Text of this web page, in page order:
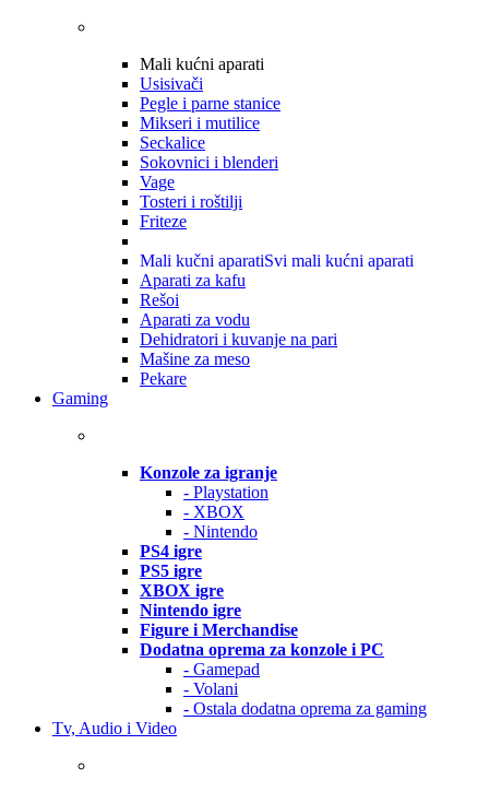
Mali kućni aparati
Usisivači
Pegle i parne stanice
Mikseri i mutilice
Seckalice
Sokovnici i blenderi
Vage
Tosteri i roštilji
Friteze
Mali kučni aparatiSvi mali kućni aparati
Aparati za kafu
Rešoi
Aparati za vodu
Dehidratori i kuvanje na pari
Mašine za meso
Pekare
Gaming
Konzole za igranje
- Playstation
- XBOX
- Nintendo
PS4 igre
PS5 igre
XBOX igre
Nintendo igre
Figure i Merchandise
Dodatna oprema za konzole i PC
- Gamepad
- Volani
- Ostala dodatna oprema za gaming
Tv, Audio i Video